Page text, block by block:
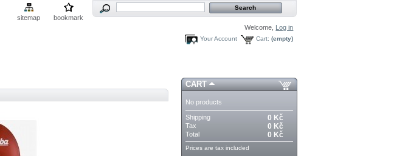
sitemap
bookmark
Welcome, Log in
Cart: (empty)
Your Account
CART
No products
Shipping 0 Kč
Tax 0 Kč
Total 0 Kč
Prices are tax included